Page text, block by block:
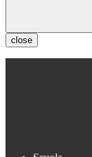
close